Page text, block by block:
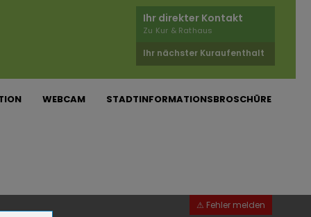
Ihr direkter Kontakt
Zu Kur & Rathaus
Ihr nächster Kuraufenthalt
WEBCAM STADTINFORMATIONSBROSCHÜRE